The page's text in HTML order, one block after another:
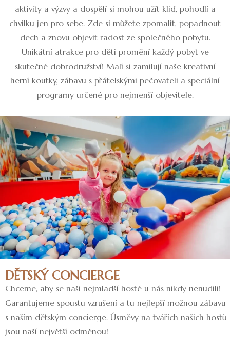
aktivity a výzvy a dospělí si mohou užít klid, pohodlí a
chvilku jen pro sebe. Zde si můžete zpomalit, popadnout
dech a znovu objevit radost ze společného pobytu.
Unikátní atrakce pro děti promění každý pobyt ve
skutečné dobrodružství! Malí si zamilují naše kreativní
herní koutky, zábavu s přátelskými pečovateli a speciální
programy určené pro nejmenší objevitele.
DĚTSKÝ CONCIERGE
Chceme, aby se naši nejmladší hosté u nás nikdy nenudili!
Garantujeme spoustu vzrušení a tu nejlepší možnou zábavu
s naším dětským concierge. Úsměvy na tvářích našich hostů
jsou naší největší odměnou!